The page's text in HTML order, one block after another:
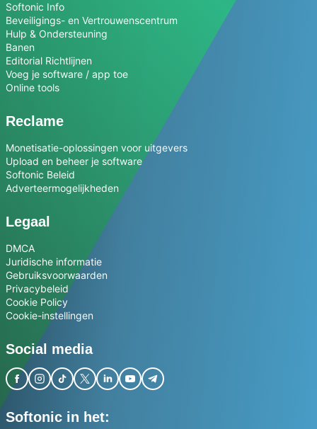
Softonic Info
Beveiligings- en Vertrouwenscentrum
Hulp & Ondersteuning
Banen
Editorial Richtlijnen
Voeg je software / app toe
Online tools
Reclame
Monetisatie-oplossingen voor uitgevers
Upload en beheer je software
Softonic Beleid
Adverteermogelijkheden
Legaal
DMCA
Juridische informatie
Gebruiksvoorwaarden
Privacybeleid
Cookie Policy
Cookie-instellingen
Social media
Softonic in het: